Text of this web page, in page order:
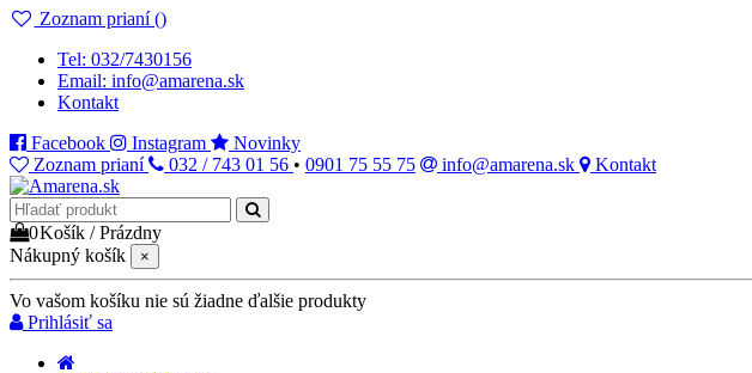
Zoznam prianí ()
Tel: 032/7430156
Email: info@amarena.sk
Kontakt
Facebook
Instagram
Novinky
Zoznam prianí
032 / 743 01 56 • 0901 75 55 75 info@amarena.sk Kontakt
0Košík /Prázdny
Nákupný košík
×
Vo vašom košíku nie sú žiadne ďalšie produkty
Prihlásiť sa